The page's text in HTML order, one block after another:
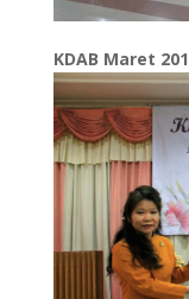
KDAB Maret